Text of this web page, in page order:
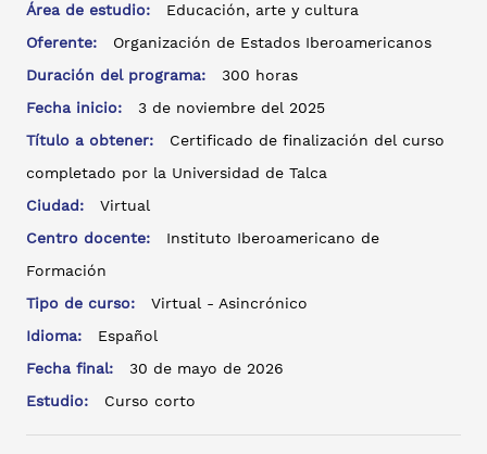
Área de estudio:
Educación, arte y cultura
Oferente:
Organización de Estados Iberoamericanos
Duración del programa:
300 horas
Fecha inicio:
3 de noviembre del 2025
Título a obtener:
Certificado de finalización del curso
completado por la Universidad de Talca
Ciudad:
Virtual
Centro docente:
Instituto Iberoamericano de
Formación
Tipo de curso:
Virtual - Asincrónico
Idioma:
Español
Fecha final:
30 de mayo de 2026
Estudio:
Curso corto